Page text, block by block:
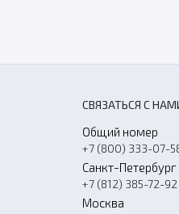
СВЯЗАТЬСЯ С
Общий номер
+7 (800) 333-07-
Санкт-Петербург
+7 (812) 385-72-92
Москва